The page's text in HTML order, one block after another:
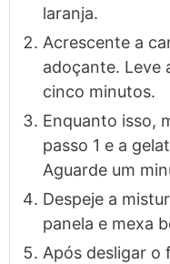
laranja.
Acrescente a
adoçante. Leve
cinco minutos.
Enquanto isso,
passo 1 e a
Aguarde um
Despeje a
panela e mexa
Após desligar o